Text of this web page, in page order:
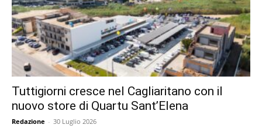
Tuttigiorni cresce nel Cagliaritano con il
nuovo store di Quartu Sant’Elena
Redazione - 30 Luglio 2026